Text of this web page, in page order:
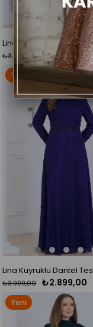
₺2.899,00
₺3.999,00
₺2.899,00
₺3.999,00
Yeni
Yeni